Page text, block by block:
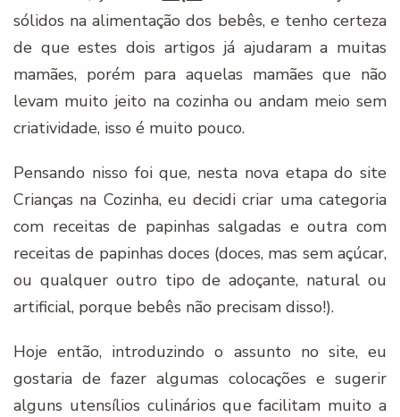
sólidos na alimentação dos bebês, e tenho certeza
de que estes dois artigos já ajudaram a muitas
mamães, porém para aquelas mamães que não
levam muito jeito na cozinha ou andam meio sem
criatividade, isso é muito pouco.
Pensando nisso foi que, nesta nova etapa do site
Crianças na Cozinha, eu decidi criar uma categoria
com receitas de papinhas salgadas e outra com
receitas de papinhas doces (doces, mas sem açúcar,
ou qualquer outro tipo de adoçante, natural ou
artificial, porque bebês não precisam disso!).
Hoje então, introduzindo o assunto no site, eu
gostaria de fazer algumas colocações e sugerir
alguns utensílios culinários que facilitam muito a